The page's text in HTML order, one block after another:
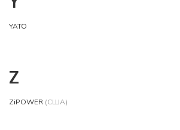
YATO
Z
ZiPOWER (США)